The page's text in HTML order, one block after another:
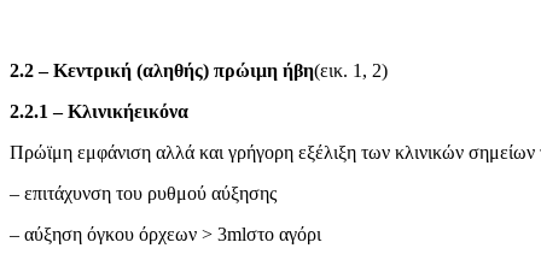
2.2 – Κεντρική (αληθής) πρώιμη ήβη(εικ. 1, 2)
2.2.1 – Κλινικήεικόνα
Πρώϊμη εμφάνιση αλλά και γρήγορη εξέλιξη των κλινικών σημείων
– επιτάχυνση του ρυθμού αύξησης
– αύξηση όγκου όρχεων > 3mlστο αγόρι